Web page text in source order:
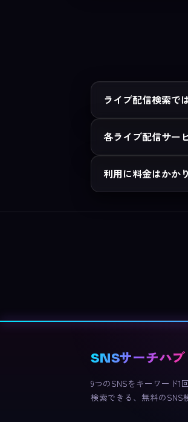
ライブ配信検索で
各ライブ配信サー
利用に料金はかか
SNSサーチハブ
9つのSNSをキーワード1
検索できる、無料のSNS